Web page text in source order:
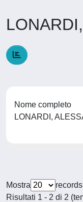
Nome completo
LONARDI,
Mostra
records
Risultati 1 - 2 di 2